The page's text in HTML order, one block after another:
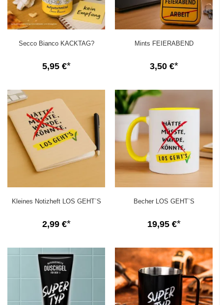
Secco Bianco KACKTAG?
5,95 €
Mints FEIERABEND
3,50 €
Kleines Notizheft LOS GEHT`S
2,99 €
Becher LOS GEHT`S
19,95 €